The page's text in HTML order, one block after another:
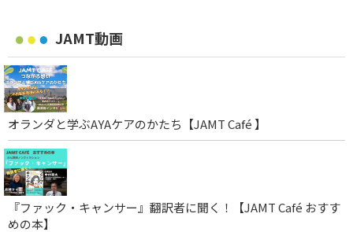
JAMT動画
オランダと学ぶAYAケアのかたち【JAMT Café 】
『ファック・キャンサー』翻訳者に聞く！【JAMT Café おすす
めの本】